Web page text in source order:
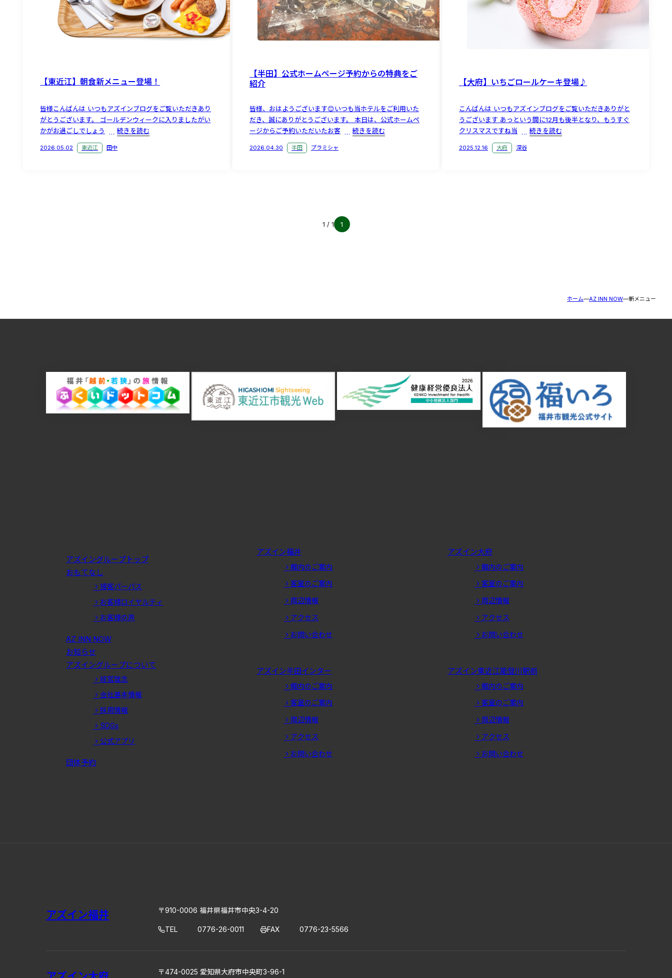
【東近江】朝食新メニュー登場！
皆様こんばんは いつもアズインブログをご覧いただきあり
がとうございます。 ゴールデンウィークに入りましたがい
かがお過ごしでしょう
続きを読む
2026.05.02 東近江 田中
【半田】公式ホームページ予約からの特典をご
紹介
皆様、おはようございます😊いつも当ホテルをご利用いた
だき、誠にありがとうございます。 本日は、公式ホームペ
ージからご予約いただいたお客
続きを読む
2026.04.30 半田 プラミシャ
【大府】いちごロールケーキ登場♪
こんばんは いつもアズインブログをご覧いただきありがと
うございます あっという間に12月も後半となり、もうすぐ
クリスマスですね当
続きを読む
2025.12.16 大府 深谷
1 / 1 1
ホーム AZ INN NOW 新メニュー
アズイングループトップ
おもてなし
接客パーパス
お客様ロイヤルティ
お客様の声
AZ INN NOW
お知らせ
アズイングループについて
経営理念
会社基本情報
採用情報
SDGs
公式アプリ
団体予約
アズイン福井
館内のご案内
客室のご案内
周辺情報
アクセス
お問い合わせ
アズイン大府
館内のご案内
客室のご案内
周辺情報
アクセス
お問い合わせ
アズイン半田インター
館内のご案内
客室のご案内
周辺情報
アクセス
お問い合わせ
アズイン東近江能登川駅前
館内のご案内
客室のご案内
周辺情報
アクセス
お問い合わせ
アズイン福井 〒910-0006 福井県福井市中央3-4-20
TEL 0776-26-0011 FAX 0776-23-5566
〒474-0025 愛知県大府市中央町3-96-1